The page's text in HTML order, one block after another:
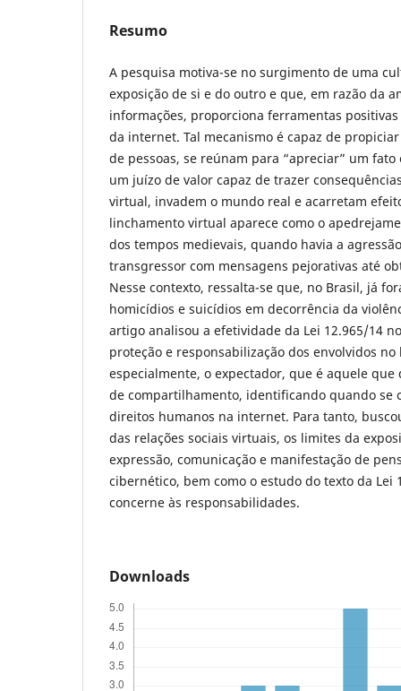
Resumo
A pesquisa motiva-se no surgimento de uma
exposição de si e do outro e que, em razão da
informações, proporciona ferramentas
da internet. Tal mecanismo é capaz de
de pessoas, se reúnam para “apreciar” um
um juízo de valor capaz de trazer
virtual, invadem o mundo real e acarretam
linchamento virtual aparece como o
dos tempos medievais, quando havia a
transgressor com mensagens pejorativas até
Nesse contexto, ressalta-se que, no Brasil, já
homicídios e suicídios em decorrência da
artigo analisou a efetividade da Lei 12.965/14
proteção e responsabilização dos envolvidos
especialmente, o expectador, que é aquele que
de compartilhamento, identificando quando se
direitos humanos na internet. Para tanto,
das relações sociais virtuais, os limites da
expressão, comunicação e manifestação de
cibernético, bem como o estudo do texto da Lei
concerne às responsabilidades.
Downloads